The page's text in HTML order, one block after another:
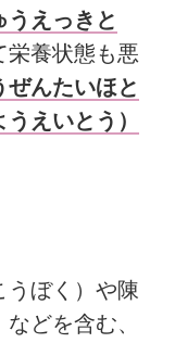
うえっきと
栄養状態も悪
んたいほと
えいとう）
うぼく）や陳
どを含む、